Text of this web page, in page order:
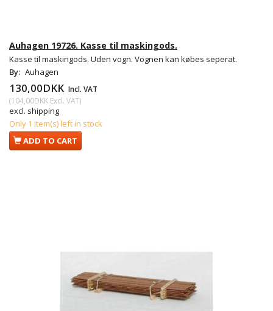
Auhagen 19726. Kasse til maskingods.
Kasse til maskingods. Uden vogn. Vognen kan købes seperat.
By: Auhagen
130,00DKK Incl. VAT
(104,00DKK Excl. VAT)
excl. shipping
Only 1 item(s) left in stock
ADD TO CART